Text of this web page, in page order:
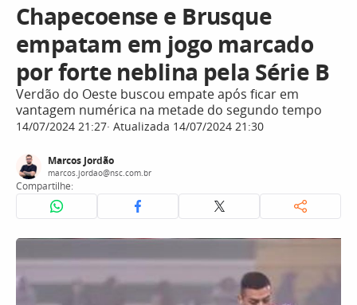
Chapecoense e Brusque
empatam em jogo marcado
por forte neblina pela Série B
Verdão do Oeste buscou empate após ficar em
vantagem numérica na metade do segundo tempo
14/07/2024 21:27 Atualizada 14/07/2024 21:30
Marcos Jordão
marcos.jordao@nsc.com.br
Compartilhe: